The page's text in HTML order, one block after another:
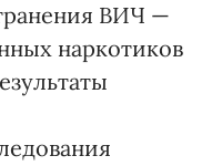
ВИЧ —
наркотиков